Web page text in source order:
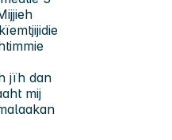
jïh dan
mij